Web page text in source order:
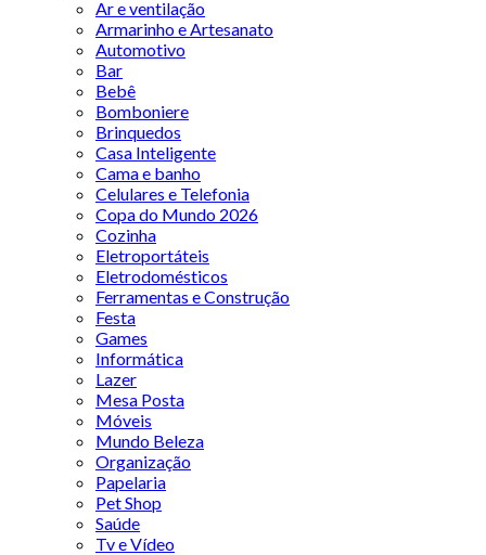
Ar e ventilação
Armarinho e Artesanato
Automotivo
Bar
Bebê
Bomboniere
Brinquedos
Casa Inteligente
Cama e banho
Celulares e Telefonia
Copa do Mundo 2026
Cozinha
Eletroportáteis
Eletrodomésticos
Ferramentas e Construção
Festa
Games
Informática
Lazer
Mesa Posta
Móveis
Mundo Beleza
Organização
Papelaria
Pet Shop
Saúde
Tv e Vídeo